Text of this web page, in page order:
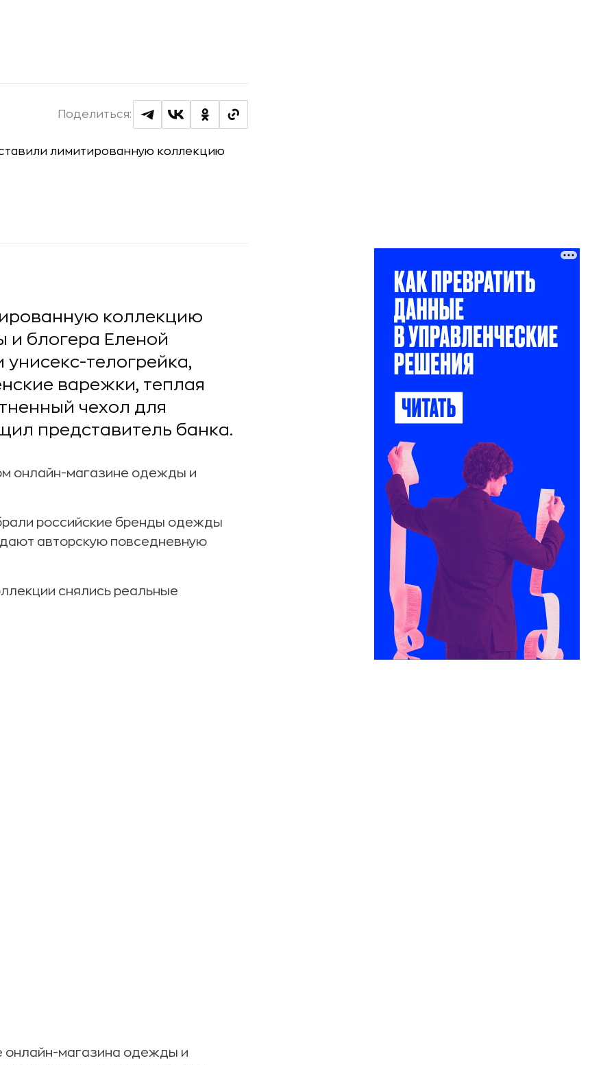
Поделиться:
коллекцию
блогера Еленой
телогрейка,
варежки, теплая
чехол для
представитель банка.
онлайн-магазине одежды и
российские бренды одежды
авторскую повседневную
снялись реальные
онлайн-магазина одежды и